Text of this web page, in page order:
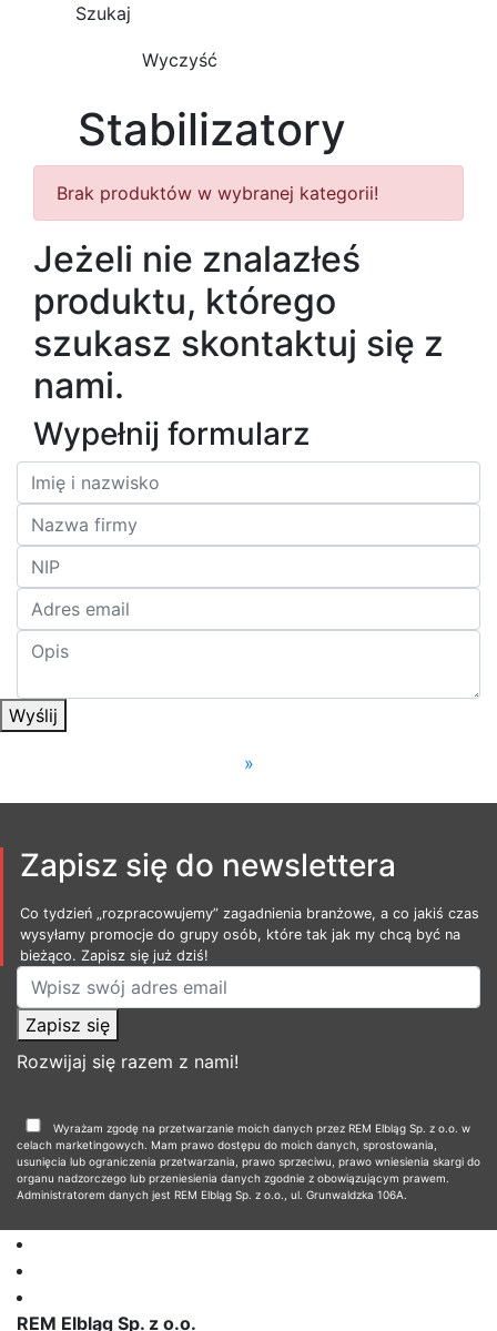
Stabilizatory
Brak produktów w wybranej kategorii!
Jeżeli nie znalazłeś
produktu, którego
szukasz skontaktuj się z
nami.
Wypełnij formularz
Wyślij
»
Zapisz się do newslettera
Co tydzień „rozpracowujemy” zagadnienia branżowe, a co jakiś czas
wysyłamy promocje do grupy osób, które tak jak my chcą być na
bieżąco. Zapisz się już dziś!
Zapisz się
Rozwijaj się razem z nami!
Wyrażam zgodę na przetwarzanie moich danych przez REM Elbląg Sp. z o.o. w
celach marketingowych. Mam prawo dostępu do moich danych, sprostowania,
usunięcia lub ograniczenia przetwarzania, prawo sprzeciwu, prawo wniesienia skargi do
organu nadzorczego lub przeniesienia danych zgodnie z obowiązującym prawem.
Administratorem danych jest REM Elbląg Sp. z o.o., ul. Grunwaldzka 106A.
REM Elbląg Sp. z o.o.